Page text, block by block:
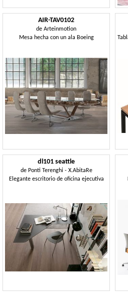
AIR-TAV0102
de Arteinmotion
Mesa hecha con un ala Boeing
dl101 seattle
de Ponti Terenghi - X.AbitaRe
Elegante escritorio de oficina ejecutiva